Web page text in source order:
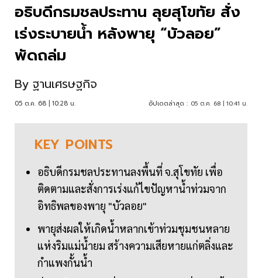
อธิบดีกรมชลประทาน ลุยสุโขทัย สั่ง
เร่งระบายน้ำ หลังพายุ “บัวลอย”
พัดถล่ม
By ฐานเศรษฐกิจ
05 ต.ค. 68 | 10:28 น. อัปเดตล่าสุด : 05 ต.ค. 68 | 10:41 น.
KEY POINTS
อธิบดีกรมชลประทานลงพื้นที่ จ.สุโขทัย เพื่อ
ติดตามและสั่งการเร่งแก้ไขปัญหาน้ำท่วมจาก
อิทธิพลของพายุ "บัวลอย"
พายุส่งผลให้เกิดน้ำหลากเข้าท่วมชุมชนหลาย
แห่งริมแม่น้ำยม สร้างความเสียหายแก่ตลิ่งและ
กำแพงกั้นน้ำ